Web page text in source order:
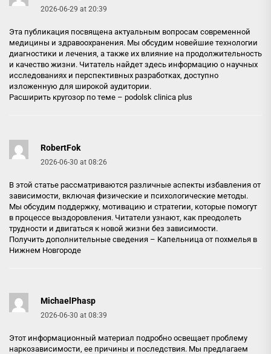
2026-06-29 at 20:39
Эта публикация посвящена актуальным вопросам современной
медицины и здравоохранения. Мы обсудим новейшие технологии
диагностики и лечения, а также их влияние на продолжительность
и качество жизни. Читатель найдет здесь информацию о научных
исследованиях и перспективных разработках, доступно
изложенную для широкой аудитории.
Расширить кругозор по теме – podolsk clinica plus
RobertFok
2026-06-30 at 08:26
В этой статье рассматриваются различные аспекты избавления от
зависимости, включая физические и психологические методы.
Мы обсудим поддержку, мотивацию и стратегии, которые помогут
в процессе выздоровления. Читатели узнают, как преодолеть
трудности и двигаться к новой жизни без зависимости.
Получить дополнительные сведения – Капельница от похмелья в
Нижнем Новгороде
MichaelPhasp
2026-06-30 at 08:39
Этот информационный материал подробно освещает проблему
наркозависимости, ее причины и последствия. Мы предлагаем